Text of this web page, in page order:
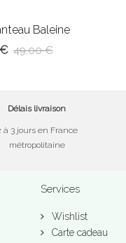
Baleine
49,00 €
Délais livraison
à 3 jours en France
métropolitaine
Services
Wishlist
Carte cadeau